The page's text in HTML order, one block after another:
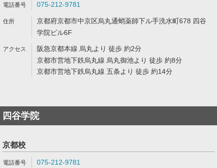
075-212-9781
京都府京都市中京区烏丸通蛸薬師下ル手洗水町678 四谷
学院ビル6F
阪急京都本線 烏丸より 徒歩 約2分
京都市営地下鉄烏丸線 烏丸御池より 徒歩 約8分
京都市営地下鉄烏丸線 五条より 徒歩 約14分
四谷学院
京都校
075-212-9781